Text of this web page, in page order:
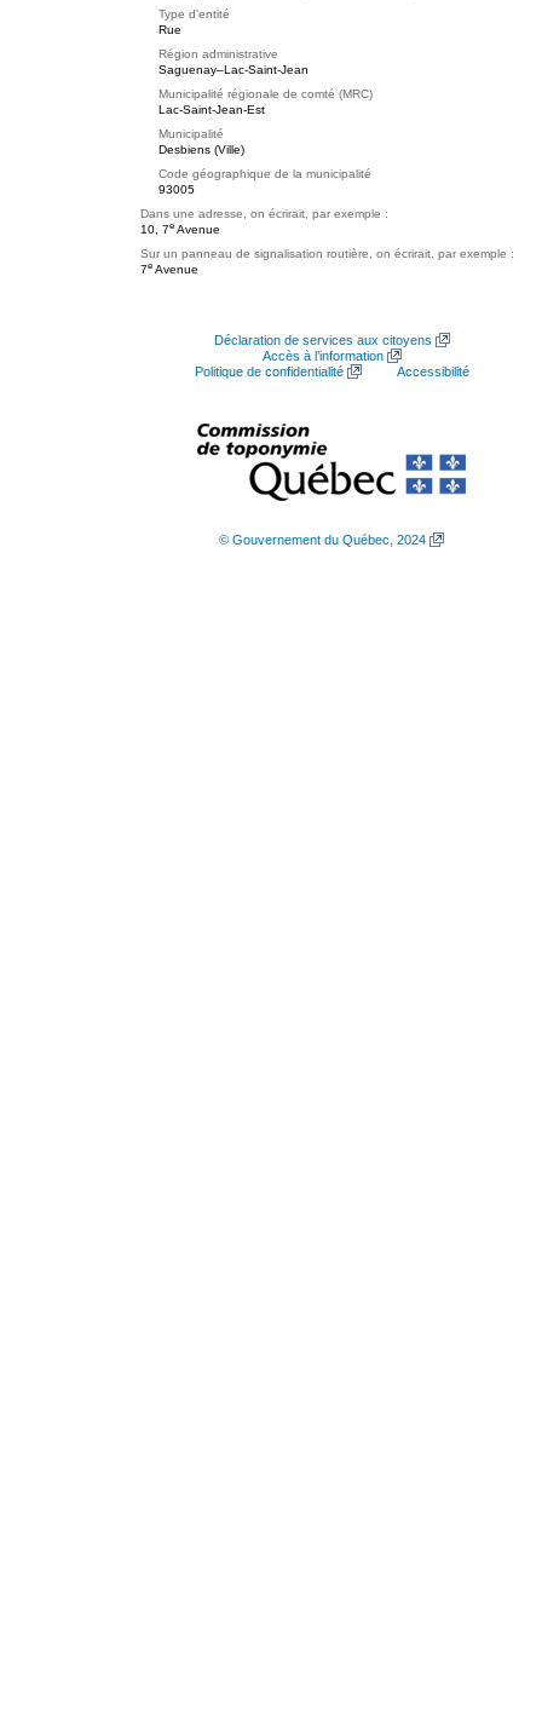
Type d'entité
Rue
Région administrative
Saguenay–Lac-Saint-Jean
Municipalité régionale de comté (MRC)
Lac-Saint-Jean-Est
Municipalité
Desbiens (Ville)
Code géographique de la municipalité
93005
Dans une adresse, on écrirait, par exemple :
10, 7e Avenue
Sur un panneau de signalisation routière, on écrirait, par exemple :
7e Avenue
Déclaration de services aux citoyens
Accès à l’information
Politique de confidentialité
Accessibilité
© Gouvernement du Québec, 2024